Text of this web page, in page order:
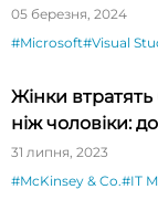
спрощує
05 березня, 2024
#Microsoft#Visual
Жінки
ніж чоловіки:
31 липня, 2023
#McKinsey & Co.#IT